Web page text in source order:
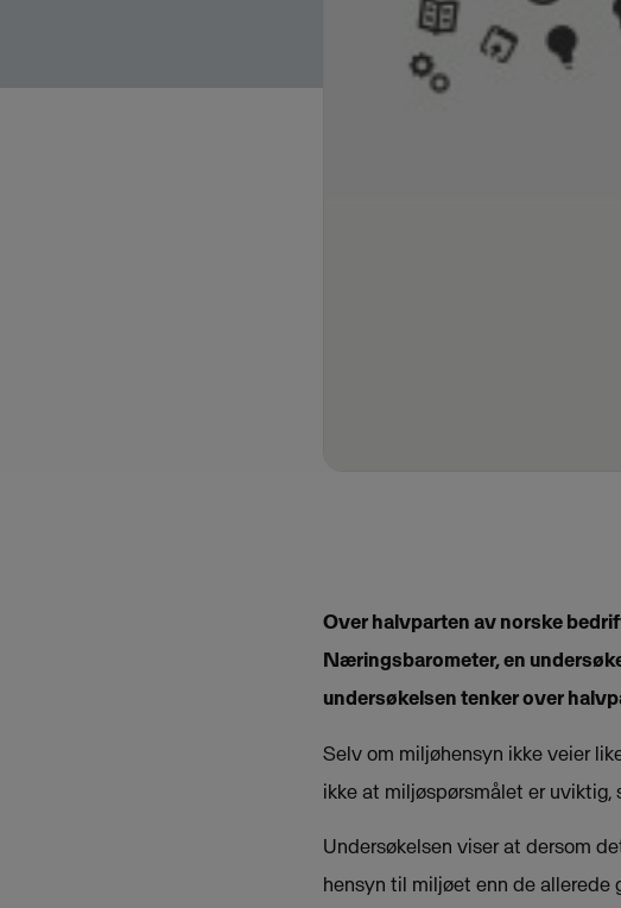
Over halvparten av norske
Næringsbarometer, en
undersøkelsen tenker over
Selv om miljøhensyn ikke veier
ikke at miljøspørsmålet er
Undersøkelsen viser at dersom
hensyn til miljøet enn de allerede